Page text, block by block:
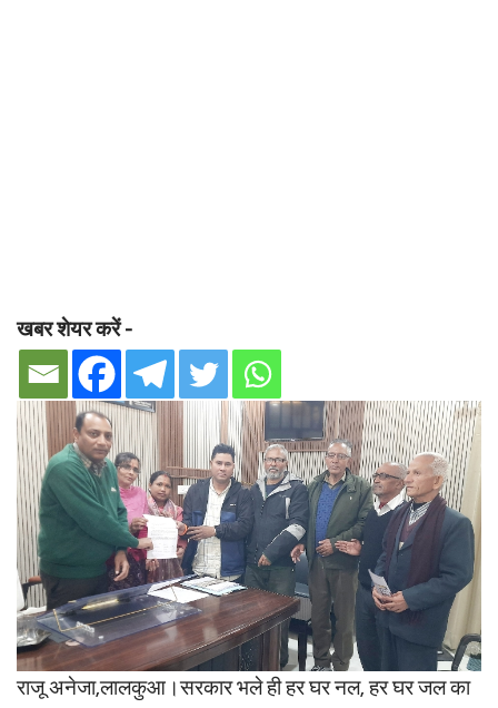
खबर शेयर करें -
राजू अनेजा,लालकुआ।सरकार भले ही हर घर नल, हर घर जल का